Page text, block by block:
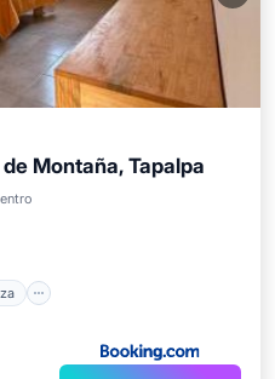
Montaña, Tapalpa
Terraza
mascotas